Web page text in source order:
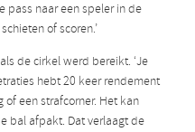
pass naar een speler in de
of scoren.’
de cirkel werd bereikt. ‘Je
hebt 20 keer rendement
een strafcorner. Het kan
bal afpakt. Dat verlaagt de